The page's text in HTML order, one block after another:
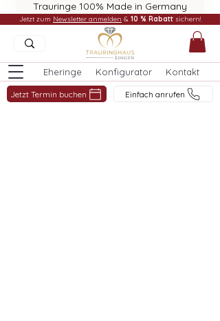
Trauringe 100% Made in Germany
Eheringe Konfigurator Kontakt
Jetzt Termin buchen Einfach anrufen
Jetzt zum Newsletter anmelden & 10 % Rabatt sichern!